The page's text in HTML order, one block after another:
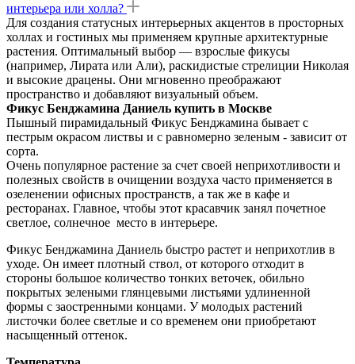
интерьера или холла?
Для создания статусных интерьерных акцентов в просторных
холлах и гостиных мы применяем крупные архитектурные
растения. Оптимальный выбор — взрослые фикусы
(например, Лирата или Али), раскидистые стрелиции Николая
и высокие драцены. Они мгновенно преображают
пространство и добавляют визуальный объем.
Фикус Бенджамина Даниель купить в Москве
Пышный пирамидальный Фикус Бенджамина бывает с
пестрым окрасом листвы и с равномерно зеленым - зависит от
сорта.
Очень популярное растение за счет своей неприхотливости и
полезных свойств в очищении воздуха часто применяется в
озеленении офисных пространств, а так же в кафе и
ресторанах. Главное, чтобы этот красавчик занял почетное
светлое, солнечное место в интерьере.
Фикус Бенджамина Даниель быстро растет и неприхотлив в
уходе. Он имеет плотный ствол, от которого отходит в
стороны большое количество тонких веточек, обильно
покрытых зелеными глянцевыми листьями удлиненной
формы с заостренными концами. У молодых растений
листочки более светлые и со временем они приобретают
насыщенный оттенок.